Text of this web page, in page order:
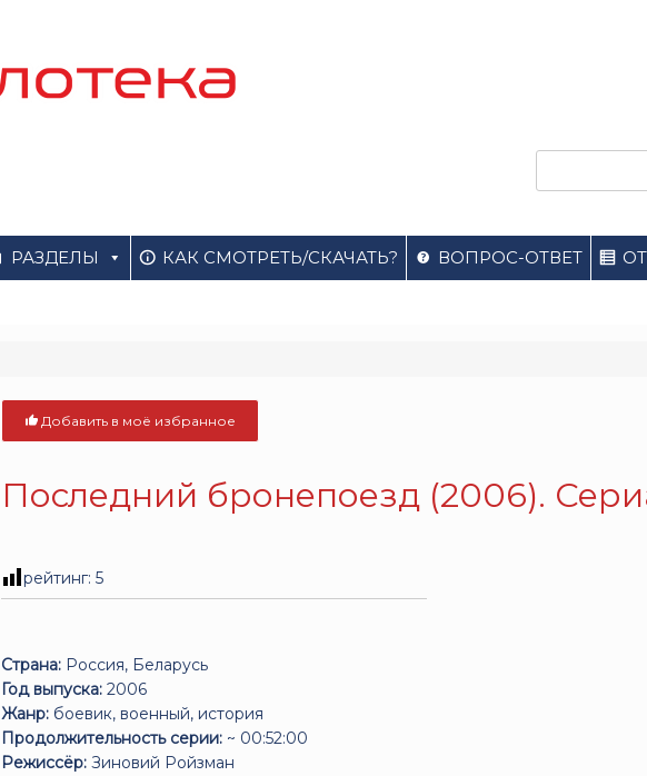
РАЗДЕЛЫ КАК СМОТРЕТЬ/СКАЧАТЬ? ВОПРОС-ОТВЕТ
Добавить в моё избранное
Последний бронепоезд (2006).
рейтинг:5
Страна: Россия, Беларусь
Год выпуска: 2006
Жанр: боевик, военный, история
Продолжительность серии: ~ 00:52:00
Режиссёр: Зиновий Ройзман